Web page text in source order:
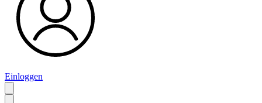
Einloggen